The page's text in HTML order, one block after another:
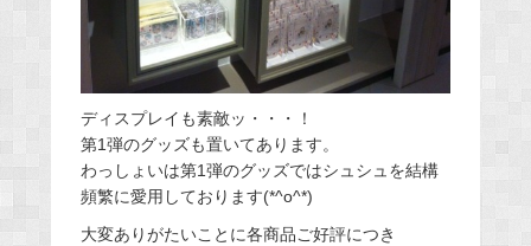
ディスプレイも素敵ッ・・・！
第1弾のグッズも置いてあります。
わっしょいは第1弾のグッズではシュシュを結構
頻繁に愛用しております(*^o^*)
大変ありがたいことに各商品ご好評につき